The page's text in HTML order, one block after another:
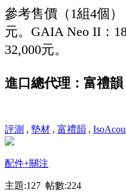
參考售價（1組4個
元。GAIA Neo II：
32,000元。
進口總代理：富禮韻
評測 , 墊材 , 富禮韻 ,
配件+關注
主題:127 帖數:224